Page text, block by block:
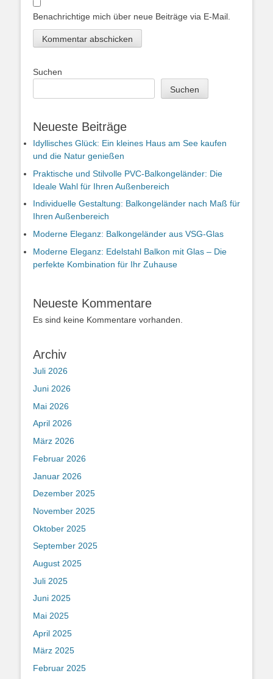
Benachrichtige mich über neue Beiträge via E-Mail.
Suchen
Suchen
Neueste Beiträge
Idyllisches Glück: Ein kleines Haus am See kaufen
und die Natur genießen
Praktische und Stilvolle PVC-Balkongeländer: Die
Ideale Wahl für Ihren Außenbereich
Individuelle Gestaltung: Balkongeländer nach Maß für
Ihren Außenbereich
Moderne Eleganz: Balkongeländer aus VSG-Glas
Moderne Eleganz: Edelstahl Balkon mit Glas – Die
perfekte Kombination für Ihr Zuhause
Neueste Kommentare
Es sind keine Kommentare vorhanden.
Archiv
Juli 2026
Juni 2026
Mai 2026
April 2026
März 2026
Februar 2026
Januar 2026
Dezember 2025
November 2025
Oktober 2025
September 2025
August 2025
Juli 2025
Juni 2025
Mai 2025
April 2025
März 2025
Februar 2025